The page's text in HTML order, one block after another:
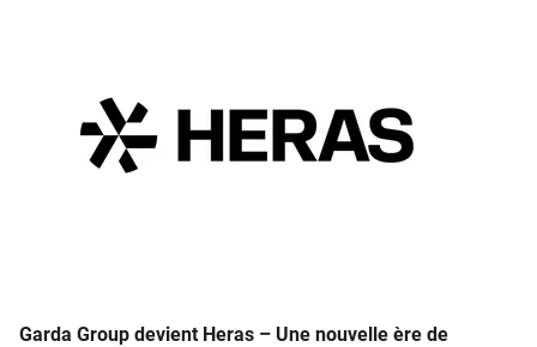
Garda Group devient Heras – Une nouvelle ère de